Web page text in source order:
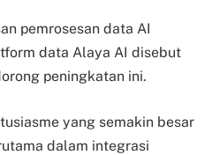
pemrosesan data AI
data Alaya AI disebut
peningkatan ini.
yang semakin besar
dalam integrasi